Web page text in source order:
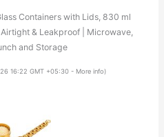
Containers with Lids, 830 ml
& Leakproof | Microwave,
and Storage
16:22 GMT +05:30 - More info)